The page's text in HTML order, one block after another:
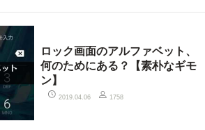
ロック画面のアルファベット、
何のためにある？【素朴なギモ
ン】
2019.04.06 1758